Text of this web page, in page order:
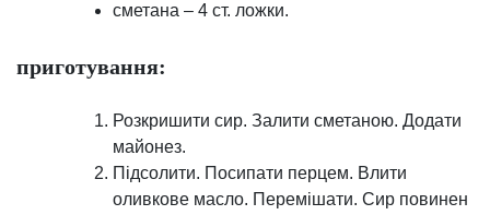
сметана – 4 ст. ложки.
приготування:
Розкришити сир. Залити сметаною. Додати
майонез.
Підсолити. Посипати перцем. Влити
оливкове масло. Перемішати. Сир повинен